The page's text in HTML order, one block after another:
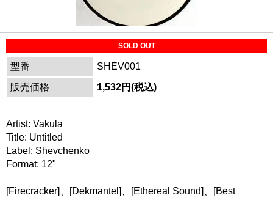
SOLD OUT
型番
SHEV001
販売価格
1,532円(税込)
Artist: Vakula
Title: Untitled
Label: Shevchenko
Format: 12"
[Firecracker]、[Dekmantel]、[Ethereal Sound]、[Best